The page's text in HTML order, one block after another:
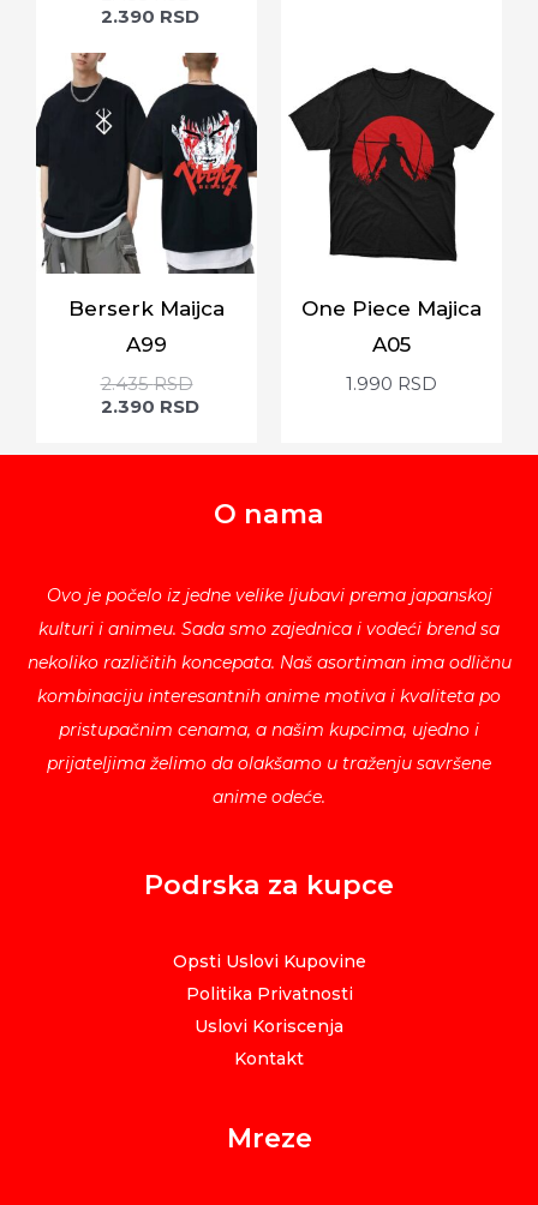
2.390 RSD
Berserk Maijca
A99
2.435RSD
2.390 RSD
One Piece Majica
A05
1.990 RSD
O nama
Ovo je počelo iz jedne velike ljubavi prema japanskoj
kulturi i animeu. Sada smo zajednica i vodeći brend sa
nekoliko različitih koncepata. Naš asortiman ima odličnu
kombinaciju interesantnih anime motiva i kvaliteta po
pristupačnim cenama, a našim kupcima, ujedno i
prijateljima želimo da olakšamo u traženju savršene
anime odeće.
Podrska za kupce
Opsti Uslovi Kupovine
Politika Privatnosti
Uslovi Koriscenja
Kontakt
Mreze